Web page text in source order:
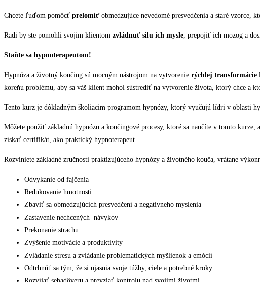
Chcete ľuďom pomôcť prelomiťobmedzujúce nevedomé presvedčenia a staré vzorce,
Radi by ste pomohli svojim klientom zvládnuť silu ich mysle , prepojiť ich mozog a
Staňte sa hypnoterapeutom!
Hypnóza a životný koučing sú mocným nástrojom na vytvorenie rýchlej transformácie
koreňu problému, aby sa váš klient mohol sústrediť na vytvorenie života, ktorý chce a
Tento kurz je dôkladným školiacim programom hypnózy, ktorý vyučujú lídri v oblasti
Môžete použiť základnú hypnózu a koučingové procesy, ktoré sa naučíte v tomto kurze,
získať certifikát, ako praktický hypnoterapeut.
Rozviniete základné zručnosti praktizujúceho hypnózy a životného kouča, vrátane
Odvykanie od fajčenia
Redukovanie hmotnosti
Zbaviť sa obmedzujúcich presvedčení a negatívneho myslenia
Zastavenie nechcených návykov
Prekonanie strachu
Zvýšenie motivácie a produktivity
Zvládanie stresu a zvládanie problematických myšlienok a emócií
Odtrhnúť sa tým, že si ujasnia svoje túžby, ciele a potrebné kroky